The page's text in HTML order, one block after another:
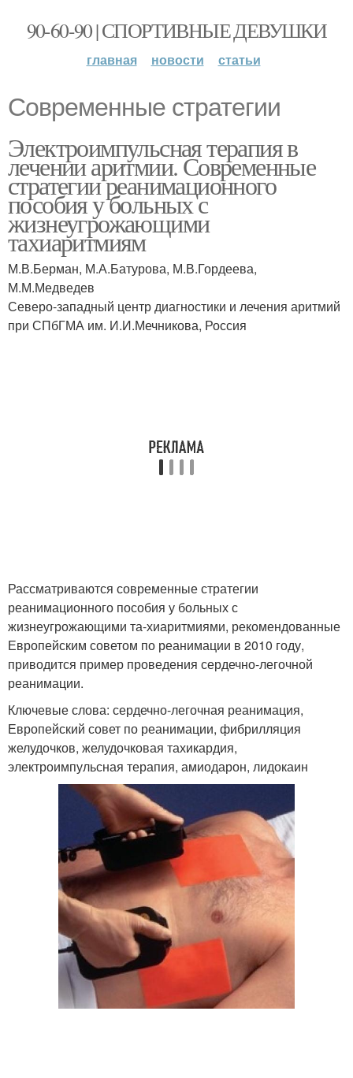
90-60-90 | СПОРТИВНЫЕ ДЕВУШКИ
главная новости статьи
Современные стратегии
Электроимпульсная терапия в
лечении аритмии. Современные
стратегии реанимационного
пособия у больных с
жизнеугрожающими
тахиаритмиям
М.В.Берман, М.А.Батурова, М.В.Гордеева,
М.М.Медведев
Северо-западный центр диагностики и лечения аритмий
при СПбГМА им. И.И.Мечникова, Россия
Рассматриваются современные стратегии
реанимационного пособия у больных с
жизнеугрожающими та-хиаритмиями, рекомендованные
Европейским советом по реанимации в 2010 году,
приводится пример проведения сердечно-легочной
реанимации.
Ключевые слова: сердечно-легочная реанимация,
Европейский совет по реанимации, фибрилляция
желудочков, желудочковая тахикардия,
электроимпульсная терапия, амиодарон, лидокаин